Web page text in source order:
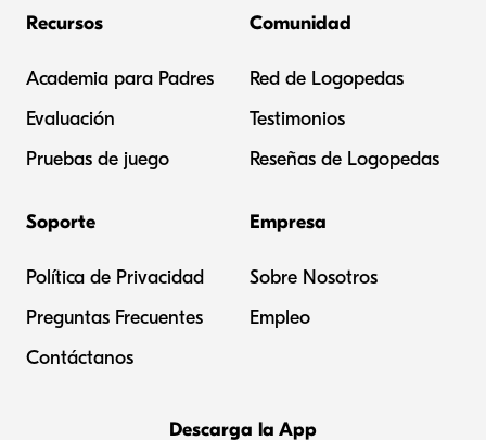
Recursos
Academia para Padres
Evaluación
Pruebas de juego
Comunidad
Red de Logopedas
Testimonios
Reseñas de Logopedas
Soporte
Política de Privacidad
Preguntas Frecuentes
Contáctanos
Empresa
Sobre Nosotros
Empleo
Descarga la App